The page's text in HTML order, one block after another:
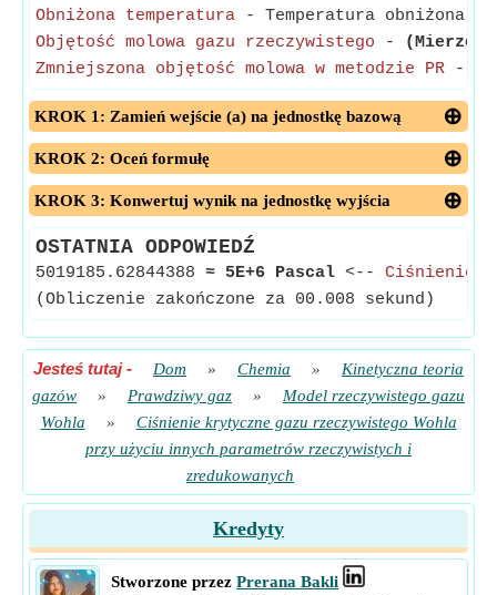
Obniżona temperatura - Temperatura obniżona
Objętość molowa gazu rzeczywistego -
Zmniejszona objętość molowa w metodzie PR -
KROK 1: Zamień wejście (a) na jednostkę bazową
KROK 2: Oceń formułę
KROK 3: Konwertuj wynik na jednostkę wyjścia
OSTATNIA ODPOWIEDŹ
5019185.62844388 ≈ 5E+6 Pascal <-- Ciśnienie
(Obliczenie zakończone za 00.008 sekund)
Jesteś tutaj- Dom » Chemia »
Kinetyczna teoria
gazów
» Prawdziwy gaz »
Model rzeczywistego gazu
Wohla
»
Ciśnienie krytyczne gazu rzeczywistego Wohla
przy użyciu innych parametrów rzeczywistych i
zredukowanych
Kredyty
Stworzone przez Prerana Bakli